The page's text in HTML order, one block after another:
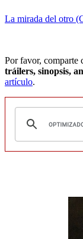
La mirada del otro
Por favor, comparte
tráilers, sinopsis,
artículo.